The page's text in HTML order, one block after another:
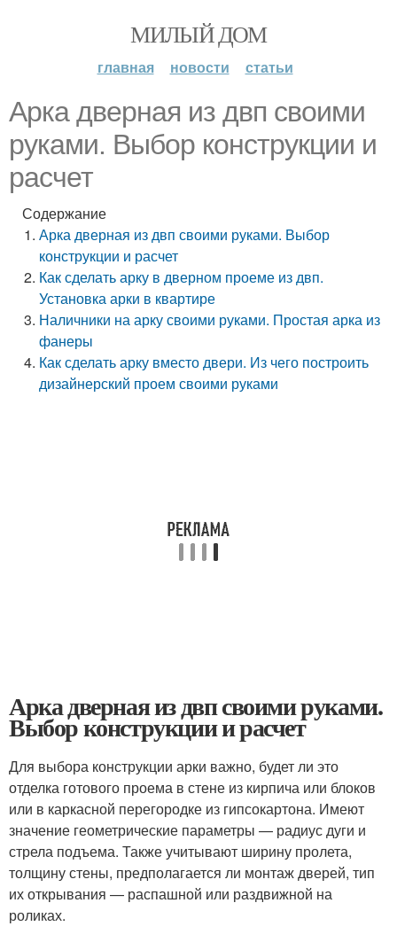
МИЛЫЙ ДОМ
главная новости статьи
Арка дверная из двп своими
руками. Выбор конструкции и
расчет
Содержание
Арка дверная из двп своими руками. Выбор
конструкции и расчет
Как сделать арку в дверном проеме из двп.
Установка арки в квартире
Наличники на арку своими руками. Простая арка из
фанеры
Как сделать арку вместо двери. Из чего построить
дизайнерский проем своими руками
Арка дверная из двп своими руками.
Выбор конструкции и расчет
Для выбора конструкции арки важно, будет ли это
отделка готового проема в стене из кирпича или блоков
или в каркасной перегородке из гипсокартона. Имеют
значение геометрические параметры — радиус дуги и
стрела подъема. Также учитывают ширину пролета,
толщину стены, предполагается ли монтаж дверей, тип
их открывания — распашной или раздвижной на
роликах.